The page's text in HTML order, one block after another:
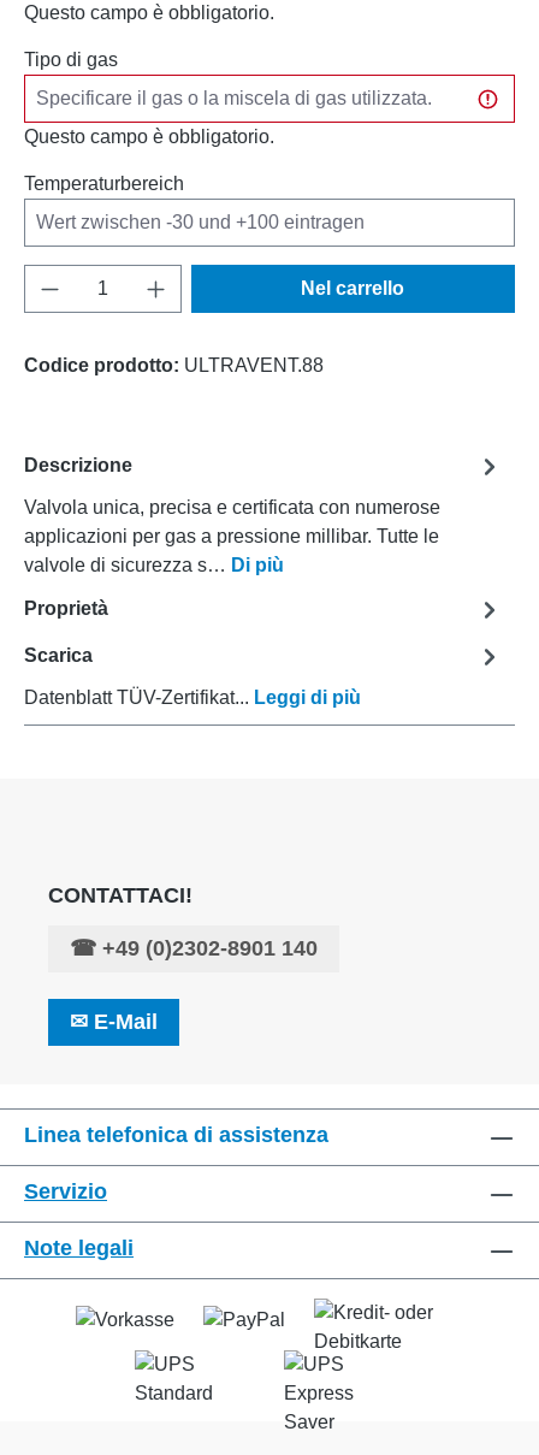
Questo campo è obbligatorio.
Tipo di gas
Questo campo è obbligatorio.
Temperaturbereich
Quantità del prodotto: inserisci la quantità
Nel carrello
Codice prodotto: ULTRAVENT.88
Descrizione
Valvola unica, precisa e certificata con numerose
applicazioni per gas a pressione millibar. Tutte le
valvole di sicurezza s… Di più
Proprietà
Scarica
Datenblatt TÜV-Zertifikat... Leggi di più
CONTATTACI!
☎ +49 (0)2302-8901 140
✉ E-Mail
Linea telefonica di assistenza
Servizio
Note legali